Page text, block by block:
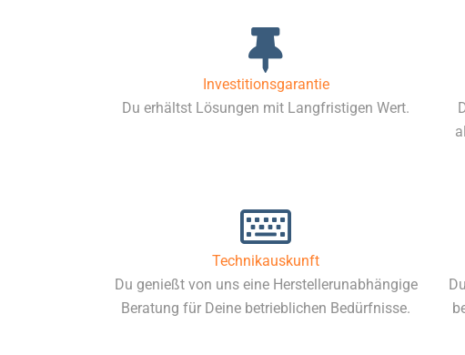
Investitionsgarantie
Du erhältst Lösungen mit Langfristigen Wert.
Technikauskunft
Du genießt von uns eine Herstellerunabhängige
Beratung für Deine betrieblichen Bedürfnisse.